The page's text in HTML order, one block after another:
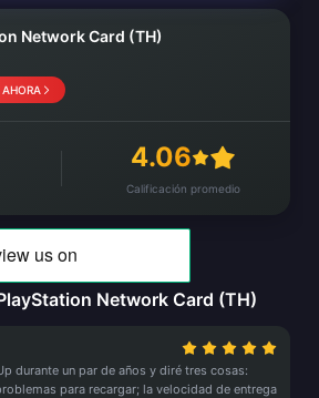
Network Card (TH)
AHORA
4.06
Calificación promedio
Network Card (TH)
durante un par de años y diré tres cosas:
para recargar; la velocidad de entrega